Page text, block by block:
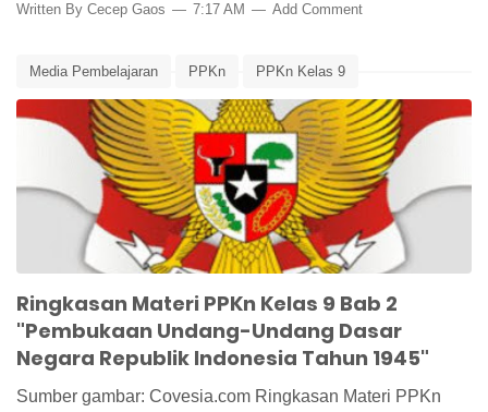
Written By Cecep Gaos 7:17 AM Add Comment
Media Pembelajaran PPKn PPKn Kelas 9
Ringkasan Materi Ringkasan Materi PPKn UUD
UUD 1945
Ringkasan Materi PPKn Kelas 9 Bab 2
"Pembukaan Undang-Undang Dasar
Negara Republik Indonesia Tahun 1945"
Sumber gambar: Covesia.com Ringkasan Materi PPKn